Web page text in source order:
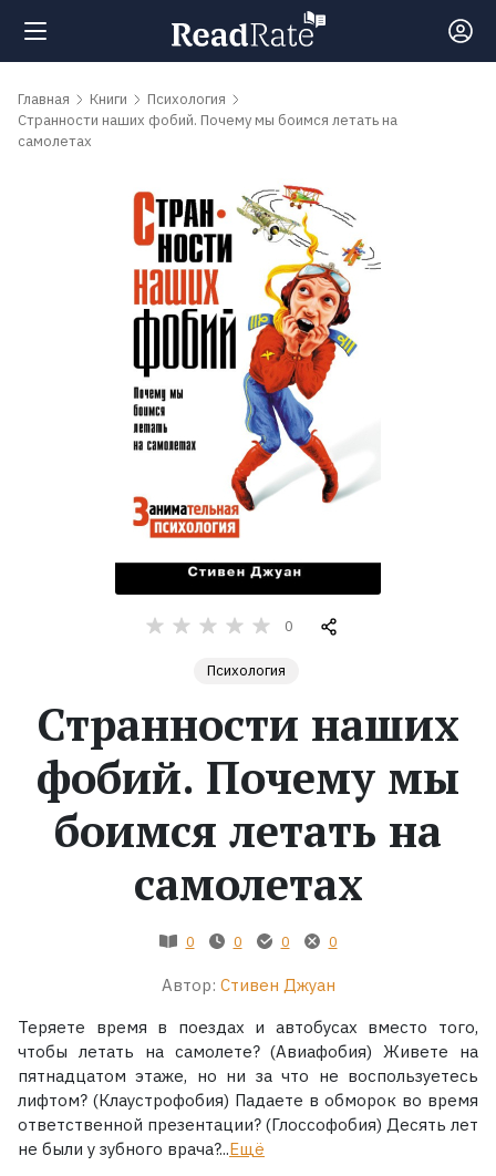
Поиск
обсуждаемые
Коллекции
Главная Книги
Психология
Странности наших фобий. Почему мы боимся летать на
самолетах
0
Психология
Странности наших
фобий. Почему мы
боимся летать на
самолетах
0 0 0 0
Автор: Стивен Джуан
Теряете время в поездах и автобусах вместо того,
чтобы летать на самолете? (Авиафобия) Живете на
пятнадцатом этаже, но ни за что не воспользуетесь
лифтом? (Клаустрофобия) Падаете в обморок во время
ответственной презентации? (Глоссофобия) Десять лет
не были у зубного врача?...Ещё